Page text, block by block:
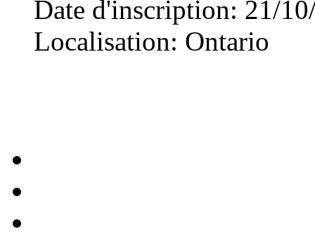
Date d'inscription: 21/
Localisation: Ontario